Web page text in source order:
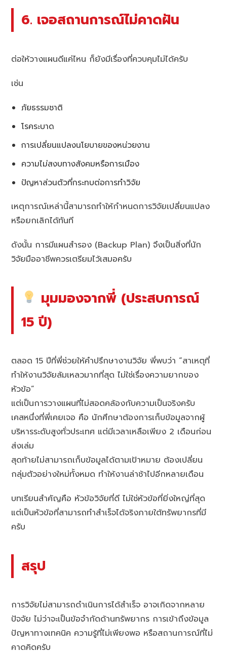
6. เจอสถานการณ์ไม่คาดฝัน
ต่อให้วางแผนดีแค่ไหน ก็ยังมีเรื่องที่ควบคุมไม่ได้ครับ
เช่น
ภัยธรรมชาติ
โรคระบาด
การเปลี่ยนแปลงนโยบายของหน่วยงาน
ความไม่สงบทางสังคมหรือการเมือง
ปัญหาส่วนตัวที่กระทบต่อการทำวิจัย
เหตุการณ์เหล่านี้สามารถทำให้กำหนดการวิจัยเปลี่ยนแปลง
หรือยกเลิกได้ทันที
ดังนั้น การมีแผนสำรอง (Backup Plan) จึงเป็นสิ่งที่นัก
วิจัยมืออาชีพควรเตรียมไว้เสมอครับ
มุมมองจากพี่ (ประสบการณ์
15 ปี)
ตลอด 15 ปีที่พี่ช่วยให้คำปรึกษางานวิจัย พี่พบว่า “สาเหตุที่
ทำให้งานวิจัยล้มเหลวมากที่สุด ไม่ใช่เรื่องความยากของ
หัวข้อ”
แต่เป็นการวางแผนที่ไม่สอดคล้องกับความเป็นจริงครับ
เคสหนึ่งที่พี่เคยเจอ คือ นักศึกษาต้องการเก็บข้อมูลจากผู้
บริหารระดับสูงทั่วประเทศ แต่มีเวลาเหลือเพียง 2 เดือนก่อน
ส่งเล่ม
สุดท้ายไม่สามารถเก็บข้อมูลได้ตามเป้าหมาย ต้องเปลี่ยน
กลุ่มตัวอย่างใหม่ทั้งหมด ทำให้งานล่าช้าไปอีกหลายเดือน
บทเรียนสำคัญคือ หัวข้อวิจัยที่ดี ไม่ใช่หัวข้อที่ยิ่งใหญ่ที่สุด
แต่เป็นหัวข้อที่สามารถทำสำเร็จได้จริงภายใต้ทรัพยากรที่มี
ครับ
สรุป
การวิจัยไม่สามารถดำเนินการได้สำเร็จ อาจเกิดจากหลาย
ปัจจัย ไม่ว่าจะเป็นข้อจำกัดด้านทรัพยากร การเข้าถึงข้อมูล
ปัญหาทางเทคนิค ความรู้ที่ไม่เพียงพอ หรือสถานการณ์ที่ไม่
คาดคิดครับ